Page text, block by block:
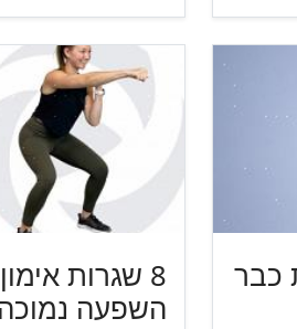
כבר
8 שגרות
השפעה נמוכה